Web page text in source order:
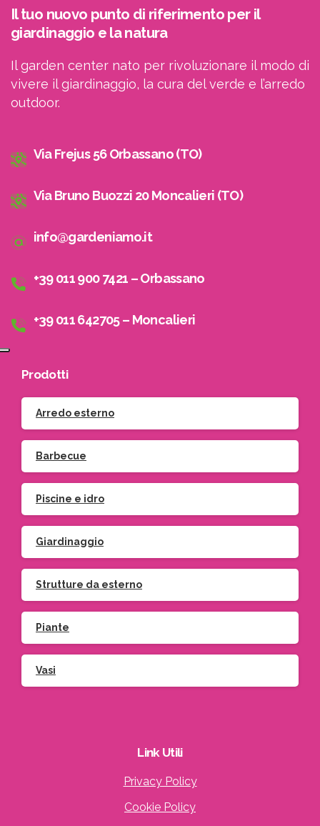
Il tuo nuovo punto di riferimento per il
giardinaggio e la natura
Il garden center nato per rivoluzionare il modo di
vivere il giardinaggio, la cura del verde e l’arredo
outdoor.
Via Frejus 56 Orbassano (TO)
Via Bruno Buozzi 20 Moncalieri (TO)
info@gardeniamo.it
+39 011 900 7421 – Orbassano
+39 011 642705 – Moncalieri
Prodotti
Arredo esterno
Barbecue
Piscine e idro
Giardinaggio
Strutture da esterno
Piante
Vasi
Link Utili
Privacy Policy
Cookie Policy